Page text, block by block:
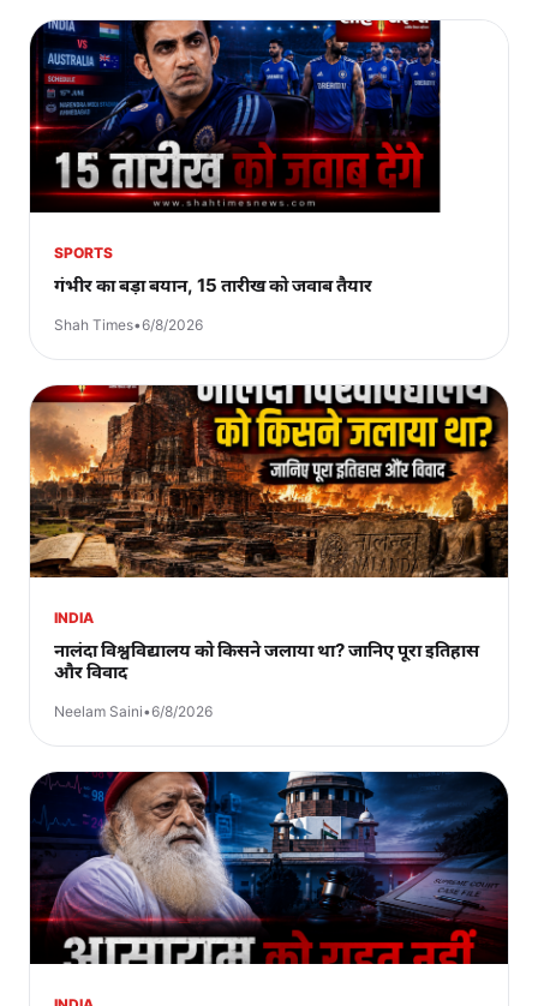
SPORTS
गंभीर का बड़ा बयान, 15 तारीख को जवाब तैयार
Shah Times•6/8/2026
INDIA
नालंदा विश्वविद्यालय को किसने जलाया था? जानिए पूरा इतिहास
और विवाद
Neelam Saini•6/8/2026